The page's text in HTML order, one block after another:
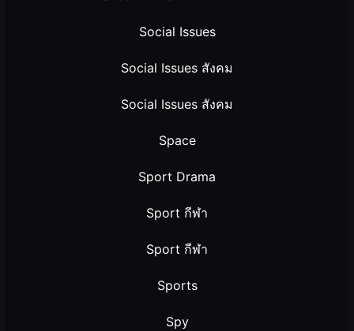
Social Issues
Social Issues สังคม
Social Issues สังคม
Space
Sport Drama
Sport กีฬา
Sport กีฬา
Sports
Spy